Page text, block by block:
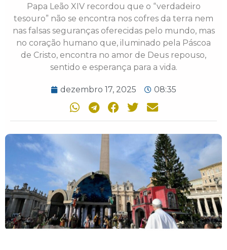
Papa Leão XIV recordou que o “verdadeiro
tesouro” não se encontra nos cofres da terra nem
nas falsas seguranças oferecidas pelo mundo, mas
no coração humano que, iluminado pela Páscoa
de Cristo, encontra no amor de Deus repouso,
sentido e esperança para a vida.
dezembro 17, 2025 08:35